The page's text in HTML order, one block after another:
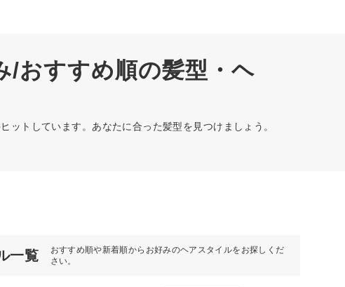
/おすすめ順の髪型・ヘ
トしています。あなたに合った髪型を見つけましょう。
一覧
おすすめ順や新着順からお好みのヘアスタイルをお探しくだ
さい。